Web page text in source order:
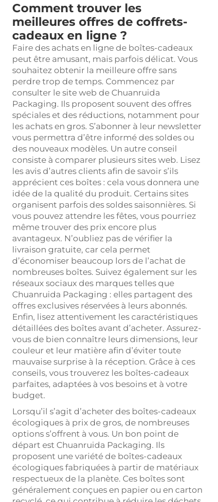
Comment trouver les
meilleures offres de coffrets-
cadeaux en ligne ?
Faire des achats en ligne de boîtes-cadeaux
peut être amusant, mais parfois délicat. Vous
souhaitez obtenir la meilleure offre sans
perdre trop de temps. Commencez par
consulter le site web de Chuanruida
Packaging. Ils proposent souvent des offres
spéciales et des réductions, notamment pour
les achats en gros. S’abonner à leur newsletter
vous permettra d’être informé des soldes ou
des nouveaux modèles. Un autre conseil
consiste à comparer plusieurs sites web. Lisez
les avis d’autres clients afin de savoir s’ils
apprécient ces boîtes : cela vous donnera une
idée de la qualité du produit. Certains sites
organisent parfois des soldes saisonnières. Si
vous pouvez attendre les fêtes, vous pourriez
même trouver des prix encore plus
avantageux. N’oubliez pas de vérifier la
livraison gratuite, car cela permet
d’économiser beaucoup lors de l’achat de
nombreuses boîtes. Suivez également sur les
réseaux sociaux des marques telles que
Chuanruida Packaging : elles partagent des
offres exclusives réservées à leurs abonnés.
Enfin, lisez attentivement les caractéristiques
détaillées des boîtes avant d’acheter. Assurez-
vous de bien connaître leurs dimensions, leur
couleur et leur matière afin d’éviter toute
mauvaise surprise à la réception. Grâce à ces
conseils, vous trouverez les boîtes-cadeaux
parfaites, adaptées à vos besoins et à votre
budget.
Lorsqu’il s’agit d’acheter des boîtes-cadeaux
écologiques à prix de gros, de nombreuses
options s’offrent à vous. Un bon point de
départ est Chuanruida Packaging. Ils
proposent une variété de boîtes-cadeaux
écologiques fabriquées à partir de matériaux
respectueux de la planète. Ces boîtes sont
généralement conçues en papier ou en carton